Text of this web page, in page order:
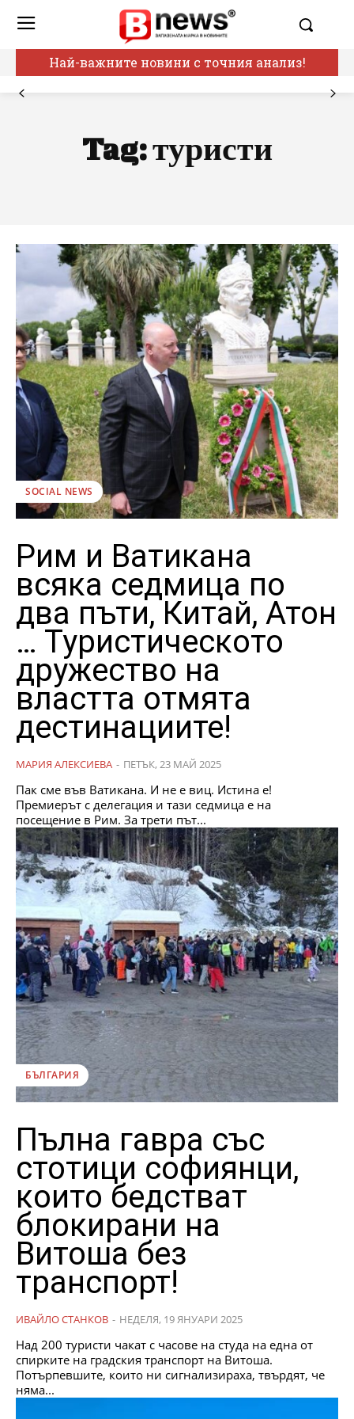
Най-важните новини с точния анализ!
Tag:туристи
SOCIAL NEWS
Рим и Ватикана
всяка седмица по
два пъти, Китай, Атон
… Туристическото
дружество на
властта отмята
дестинациите!
МАРИЯ АЛЕКСИЕВА - ПЕТЪК, 23 МАЙ 2025
Пак сме във Ватикана. И не е виц. Истина е!
Премиерът с делегация и тази седмица е на
посещение в Рим. За трети път...
БЪЛГАРИЯ
Пълна гавра със
стотици софиянци,
които бедстват
блокирани на
Витоша без
транспорт!
ИВАЙЛО СТАНКОВ - НЕДЕЛЯ, 19 ЯНУАРИ 2025
Над 200 туристи чакат с часове на студа на една от
спирките на градския транспорт на Витоша.
Потърпевшите, които ни сигнализираха, твърдят, че
няма...